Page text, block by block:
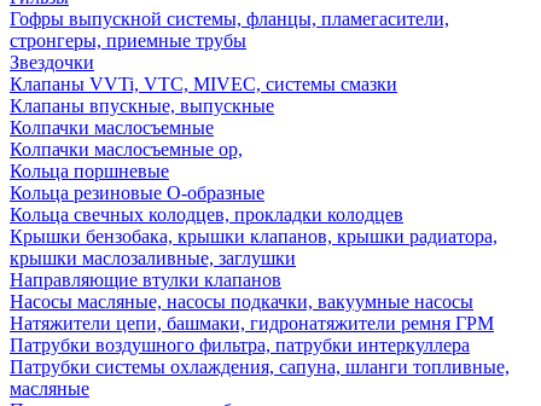
Гофры выпускной системы, фланцы, пламегасители,
стронгеры, приемные трубы
Звездочки
Клапаны VVTi, VTC, MIVEC, системы смазки
Клапаны впускные, выпускные
Колпачки маслосъемные
Колпачки маслосъемные ор,
Кольца поршневые
Кольца резиновые О-образные
Кольца свечных колодцев, прокладки колодцев
Крышки бензобака, крышки клапанов, крышки радиатора,
крышки маслозаливные, заглушки
Направляющие втулки клапанов
Насосы масляные, насосы подкачки, вакуумные насосы
Натяжители цепи, башмаки, гидронатяжители ремня ГРМ
Патрубки воздушного фильтра, патрубки интеркуллера
Патрубки системы охлаждения, сапуна, шланги топливные,
масляные